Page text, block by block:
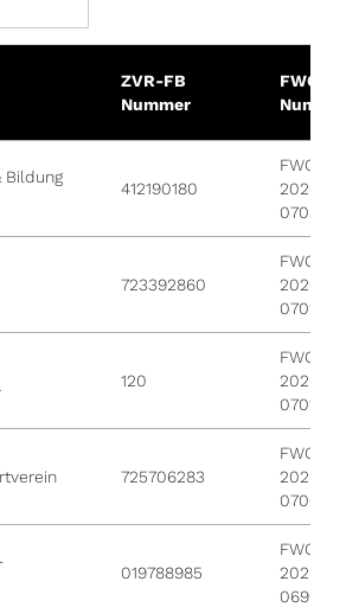
ZVR-FB
Nummer
FWO-
Bildung
412190180
FWO /
2026 /
0703
723392860
FWO /
2026 /
0702
120
FWO /
2026 /
0701
725706283
FWO /
2026 /
0700
019788985
FWO /
2026 /
0699